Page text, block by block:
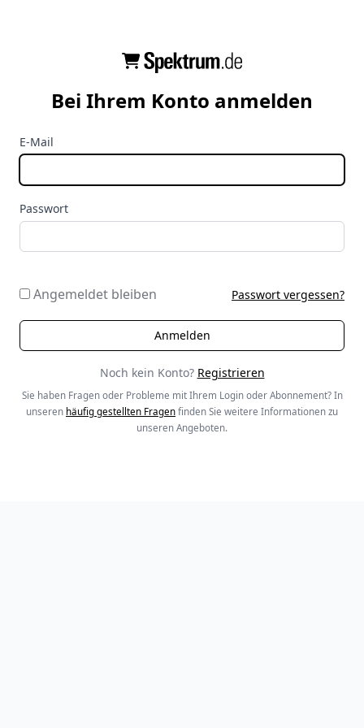
Bei Ihrem Konto anmelden
E-Mail
Passwort
Angemeldet bleiben Passwort vergessen?
Noch kein Konto? Registrieren
Sie haben Fragen oder Probleme mit Ihrem Login oder Abonnement? In
unseren häufig gestellten Fragen finden Sie weitere Informationen zu
unseren Angeboten.